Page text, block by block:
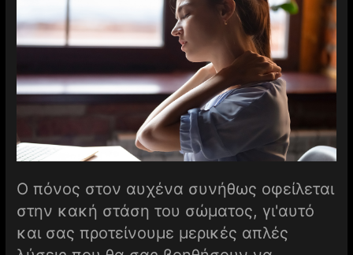
Ο πόνος στον αυχένα συνήθως οφείλεται
στην κακή στάση του σώματος, γι'αυτό
και σας προτείνουμε μερικές απλές